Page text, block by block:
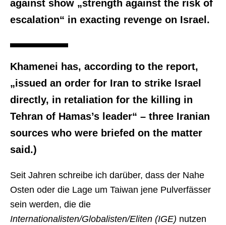
against show „strength against the risk of
escalation“ in exacting revenge on Israel.
Khamenei has, according to the report,
„issued an order for Iran to strike Israel
directly, in retaliation for the killing in
Tehran of Hamas’s leader“ – three Iranian
sources who were briefed on the matter
said.)
Seit Jahren schreibe ich darüber, dass der Nahe
Osten oder die Lage um Taiwan jene Pulverfässer
sein werden, die die
Internationalisten/Globalisten/Eliten (IGE) nutzen